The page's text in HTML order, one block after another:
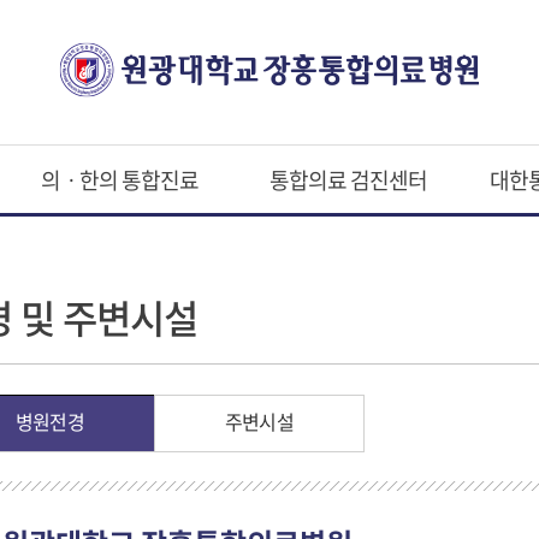
의ㆍ한의 통합진료 통합의료 검진센터 대한
및 주변시설
병원전경 주변시설